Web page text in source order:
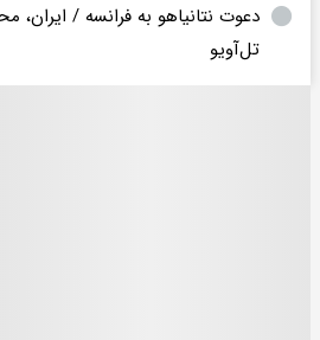
دعوت نتانیاهو به فرانسه / ایران،
تل‌آویو